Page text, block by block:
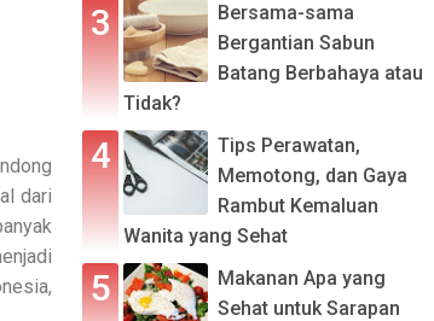
dari
Bersama-sama
Bergantian Sabun
Batang Berbahaya atau
Tidak?
Tips Perawatan,
Memotong, dan Gaya
Rambut Kemaluan
Wanita yang Sehat
Makanan Apa yang
Sehat untuk Sarapan